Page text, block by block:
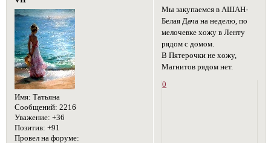
Имя: Татьяна
Сообщений: 2216
Уважение: +36
Позитив: +91
Провел на форуме:
Мы закупаемся в АШАН-
Белая Дача на неделю, по
мелочевке хожу в Ленту
рядом с домом.
В Пятерочки не хожу,
Магнитов рядом нет.
0